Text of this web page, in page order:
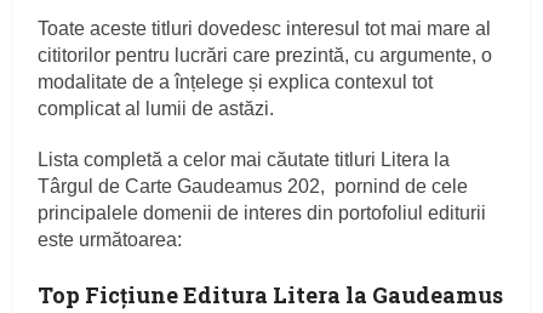
Toate aceste titluri dovedesc interesul tot mai mare al
cititorilor pentru lucrări care prezintă, cu argumente, o
modalitate de a înțelege și explica contexul tot
complicat al lumii de astăzi.
Lista completă a celor mai căutate titluri Litera la
Târgul de Carte Gaudeamus 202, pornind de cele
principalele domenii de interes din portofoliul editurii
este următoarea:
Top Ficțiune Editura Litera la Gaudeamus